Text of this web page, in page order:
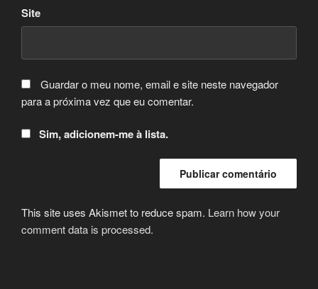
Site
Guardar o meu nome, email e site neste navegador
para a próxima vez que eu comentar.
Sim, adicionem-me à lista.
This site uses Akismet to reduce spam. Learn how your
comment data is processed.